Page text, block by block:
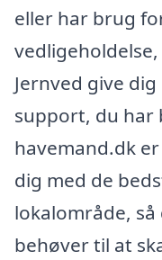
eller har brug
Jernved give
support, du har
havemand.dk
dig med de
lokalområde,
behøver til at